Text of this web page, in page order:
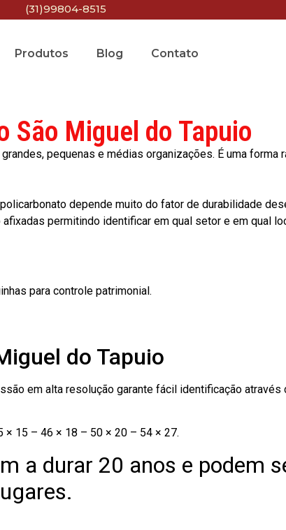
(31)99804-8515
Produtos Blog Contato
São Miguel do Tapuio
pequenas e médias organizações. É uma forma
depende muito do fator de durabilidade
permitindo identificar em qual setor e em qual
para controle patrimonial.
do Tapuio
em alta resolução garante fácil identificação
15 – 46 × 18 – 50 × 20 – 54 × 27.
a durar 20 anos e podem